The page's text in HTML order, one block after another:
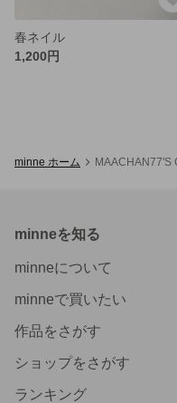
春ネイル
1,200円
minne ホーム MAACHAN77'S
minneを知る
minneについて
minneで買いたい
作品をさがす
ショップをさがす
ランキング